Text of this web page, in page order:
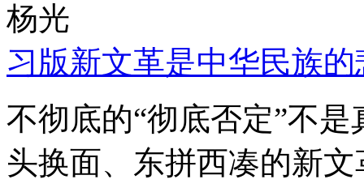
杨光
习版新文革是中华民族的
不彻底的“彻底否定”不
头换面、东拼西凑的新